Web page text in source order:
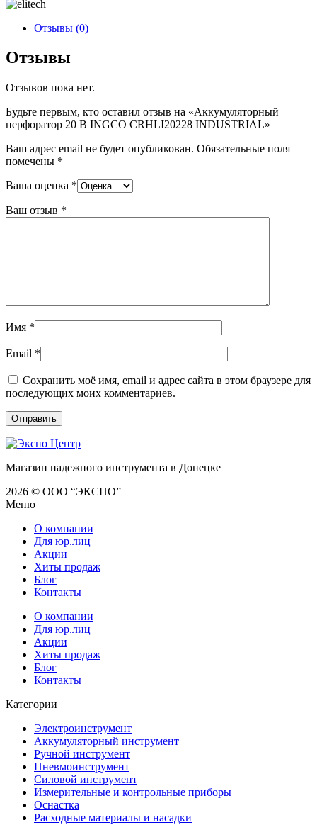
Отзывы (0)
Отзывы
Отзывов пока нет.
Будьте первым, кто оставил отзыв на «Аккумуляторный
перфоратор 20 В INGCO CRHLI20228 INDUSTRIAL»
Ваш адрес email не будет опубликован. Обязательные поля
помечены *
Ваша оценка *
Ваш отзыв *
Имя *
Email *
Сохранить моё имя, email и адрес сайта в этом браузере для
последующих моих комментариев.
Магазин надежного инструмента в Донецке
2026 © ООО “ЭКСПО”
Меню
О компании
Для юр.лиц
Акции
Хиты продаж
Блог
Контакты
О компании
Для юр.лиц
Акции
Хиты продаж
Блог
Контакты
Категории
Электроинструмент
Аккумуляторный инструмент
Ручной инструмент
Пневмоинструмент
Силовой инструмент
Измерительные и контрольные приборы
Оснастка
Расходные материалы и насадки